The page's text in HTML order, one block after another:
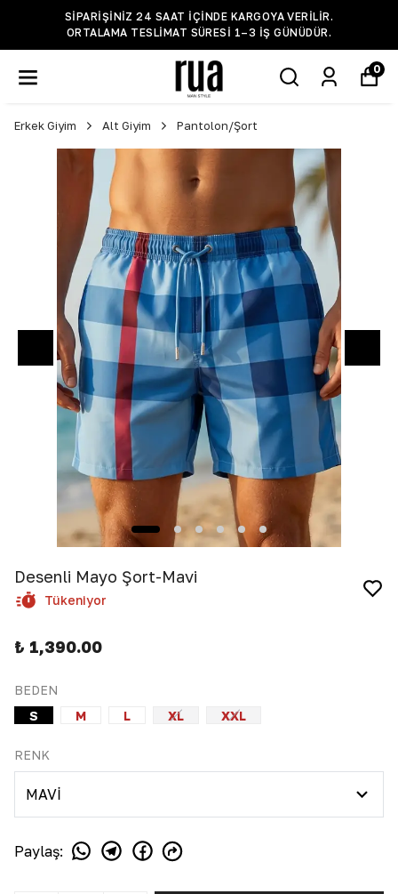
SIPARIŞINIZ 24 SAAT IÇINDE KARGOYA VERILIR.
ORTALAMA TESLIMAT SÜRESI 1–3 IŞ GÜNÜDÜR.
0
Erkek Giyim Alt Giyim Pantolon/Şort
Desenli Mayo Şort-Mavi
Tükeniyor
₺ 1,390.00
BEDEN
S
M L XL XXL
RENK
Paylaş: